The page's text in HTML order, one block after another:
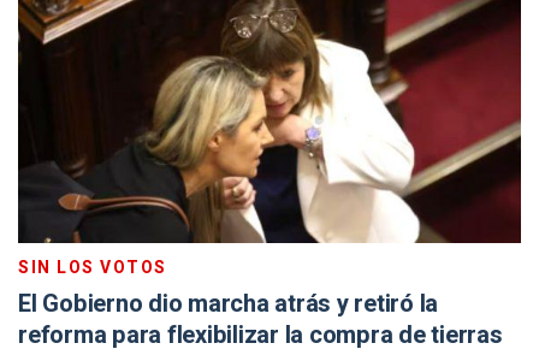
SIN LOS VOTOS
El Gobierno dio marcha atrás y retiró la
reforma para flexibilizar la compra de tierras